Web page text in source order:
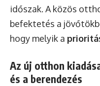
időszak. A közös
befektetés a
hogy melyik a
Az új otthon
és a berendezés